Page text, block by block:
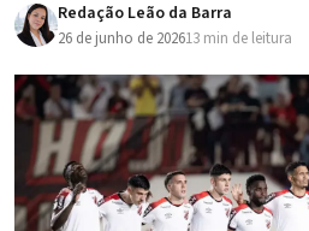
Redação Leão da Barra
26 de junho de 202613 min de leitura